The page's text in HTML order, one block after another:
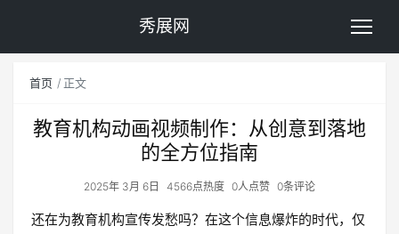
秀展网
首页 正文
教育机构动画视频制作：从创意到落地
的全方位指南
2025年 3月 6日 4566点热度 0人点赞 0条评论
还在为教育机构宣传发愁吗？在这个信息爆炸的时代，仅